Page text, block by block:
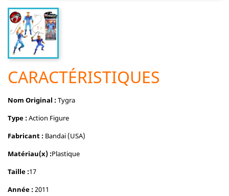
CARACTÉRISTIQUES
Nom Original :Tygra
Type :Action Figure
Fabricant : Bandai (USA)
Matériau(x) :Plastique
Taille :17
Année :2011